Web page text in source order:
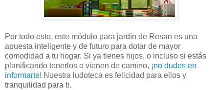
Por todo esto, este módulo para jardín de Resan es una
apuesta inteligente y de futuro para dotar de mayor
comodidad a tu hogar. Si ya tienes hijos, o incluso si estás
planificando tenerlos o vienen de camino, ¡no dudes en
informarte! Nuestra ludoteca es felicidad para ellos y
tranquilidad para ti.